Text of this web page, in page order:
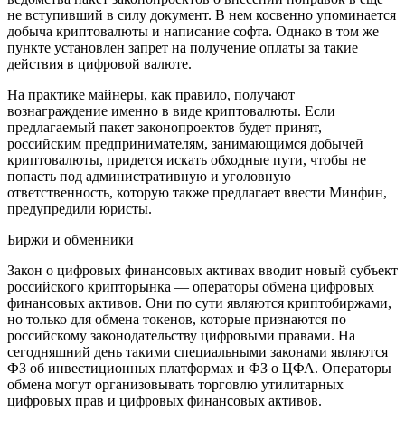
не вступивший в силу документ. В нем косвенно упоминается
добыча криптовалюты и написание софта. Однако в том же
пункте установлен запрет на получение оплаты за такие
действия в цифровой валюте.
На практике майнеры, как правило, получают
вознаграждение именно в виде криптовалюты. Если
предлагаемый пакет законопроектов будет принят,
российским предпринимателям, занимающимся добычей
криптовалюты, придется искать обходные пути, чтобы не
попасть под административную и уголовную
ответственность, которую также предлагает ввести Минфин,
предупредили юристы.
Биржи и обменники
Закон о цифровых финансовых активах вводит новый субъект
российского крипторынка — операторы обмена цифровых
финансовых активов. Они по сути являются криптобиржами,
но только для обмена токенов, которые признаются по
российскому законодательству цифровыми правами. На
сегодняшний день такими специальными законами являются
ФЗ об инвестиционных платформах и ФЗ о ЦФА. Операторы
обмена могут организовывать торговлю утилитарных
цифровых прав и цифровых финансовых активов.